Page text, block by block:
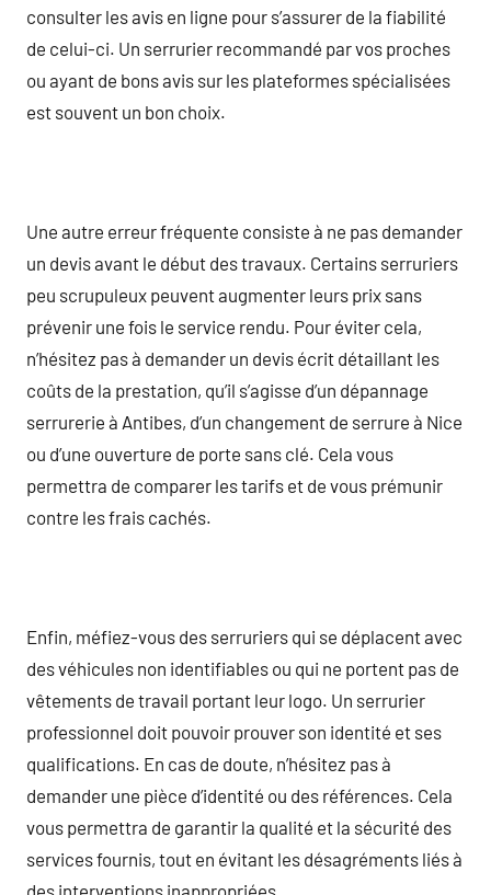
consulter les avis en ligne pour s’assurer de la fiabilité
de celui-ci. Un serrurier recommandé par vos proches
ou ayant de bons avis sur les plateformes spécialisées
est souvent un bon choix.
Une autre erreur fréquente consiste à ne pas demander
un devis avant le début des travaux. Certains serruriers
peu scrupuleux peuvent augmenter leurs prix sans
prévenir une fois le service rendu. Pour éviter cela,
n’hésitez pas à demander un devis écrit détaillant les
coûts de la prestation, qu’il s’agisse d’un dépannage
serrurerie à Antibes, d’un changement de serrure à Nice
ou d’une ouverture de porte sans clé. Cela vous
permettra de comparer les tarifs et de vous prémunir
contre les frais cachés.
Enfin, méfiez-vous des serruriers qui se déplacent avec
des véhicules non identifiables ou qui ne portent pas de
vêtements de travail portant leur logo. Un serrurier
professionnel doit pouvoir prouver son identité et ses
qualifications. En cas de doute, n’hésitez pas à
demander une pièce d’identité ou des références. Cela
vous permettra de garantir la qualité et la sécurité des
services fournis, tout en évitant les désagréments liés à
des interventions inappropriées.